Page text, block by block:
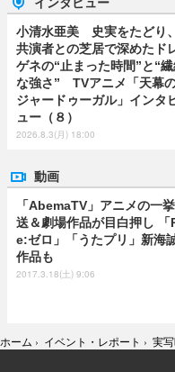
小清水亜美 史実をたどり、
共演者との芝居で深めたド
ゲネの“止まった時間”と“
な強さ” TVアニメ「天幕
ジャードゥーガル」インタ
ュー（８）
2026.8.3(月) 18:00
動画
「AbemaTV」アニメの一
送＆劇場作品が目白押し 「
e:ゼロ」「うたプリ」新海
作品も
2017.3.18(土) 9:06
ホーム › イベント・レポート › 実